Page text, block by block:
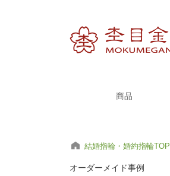
商品
結婚指輪・婚約指輪TOP
オーダーメイド事例